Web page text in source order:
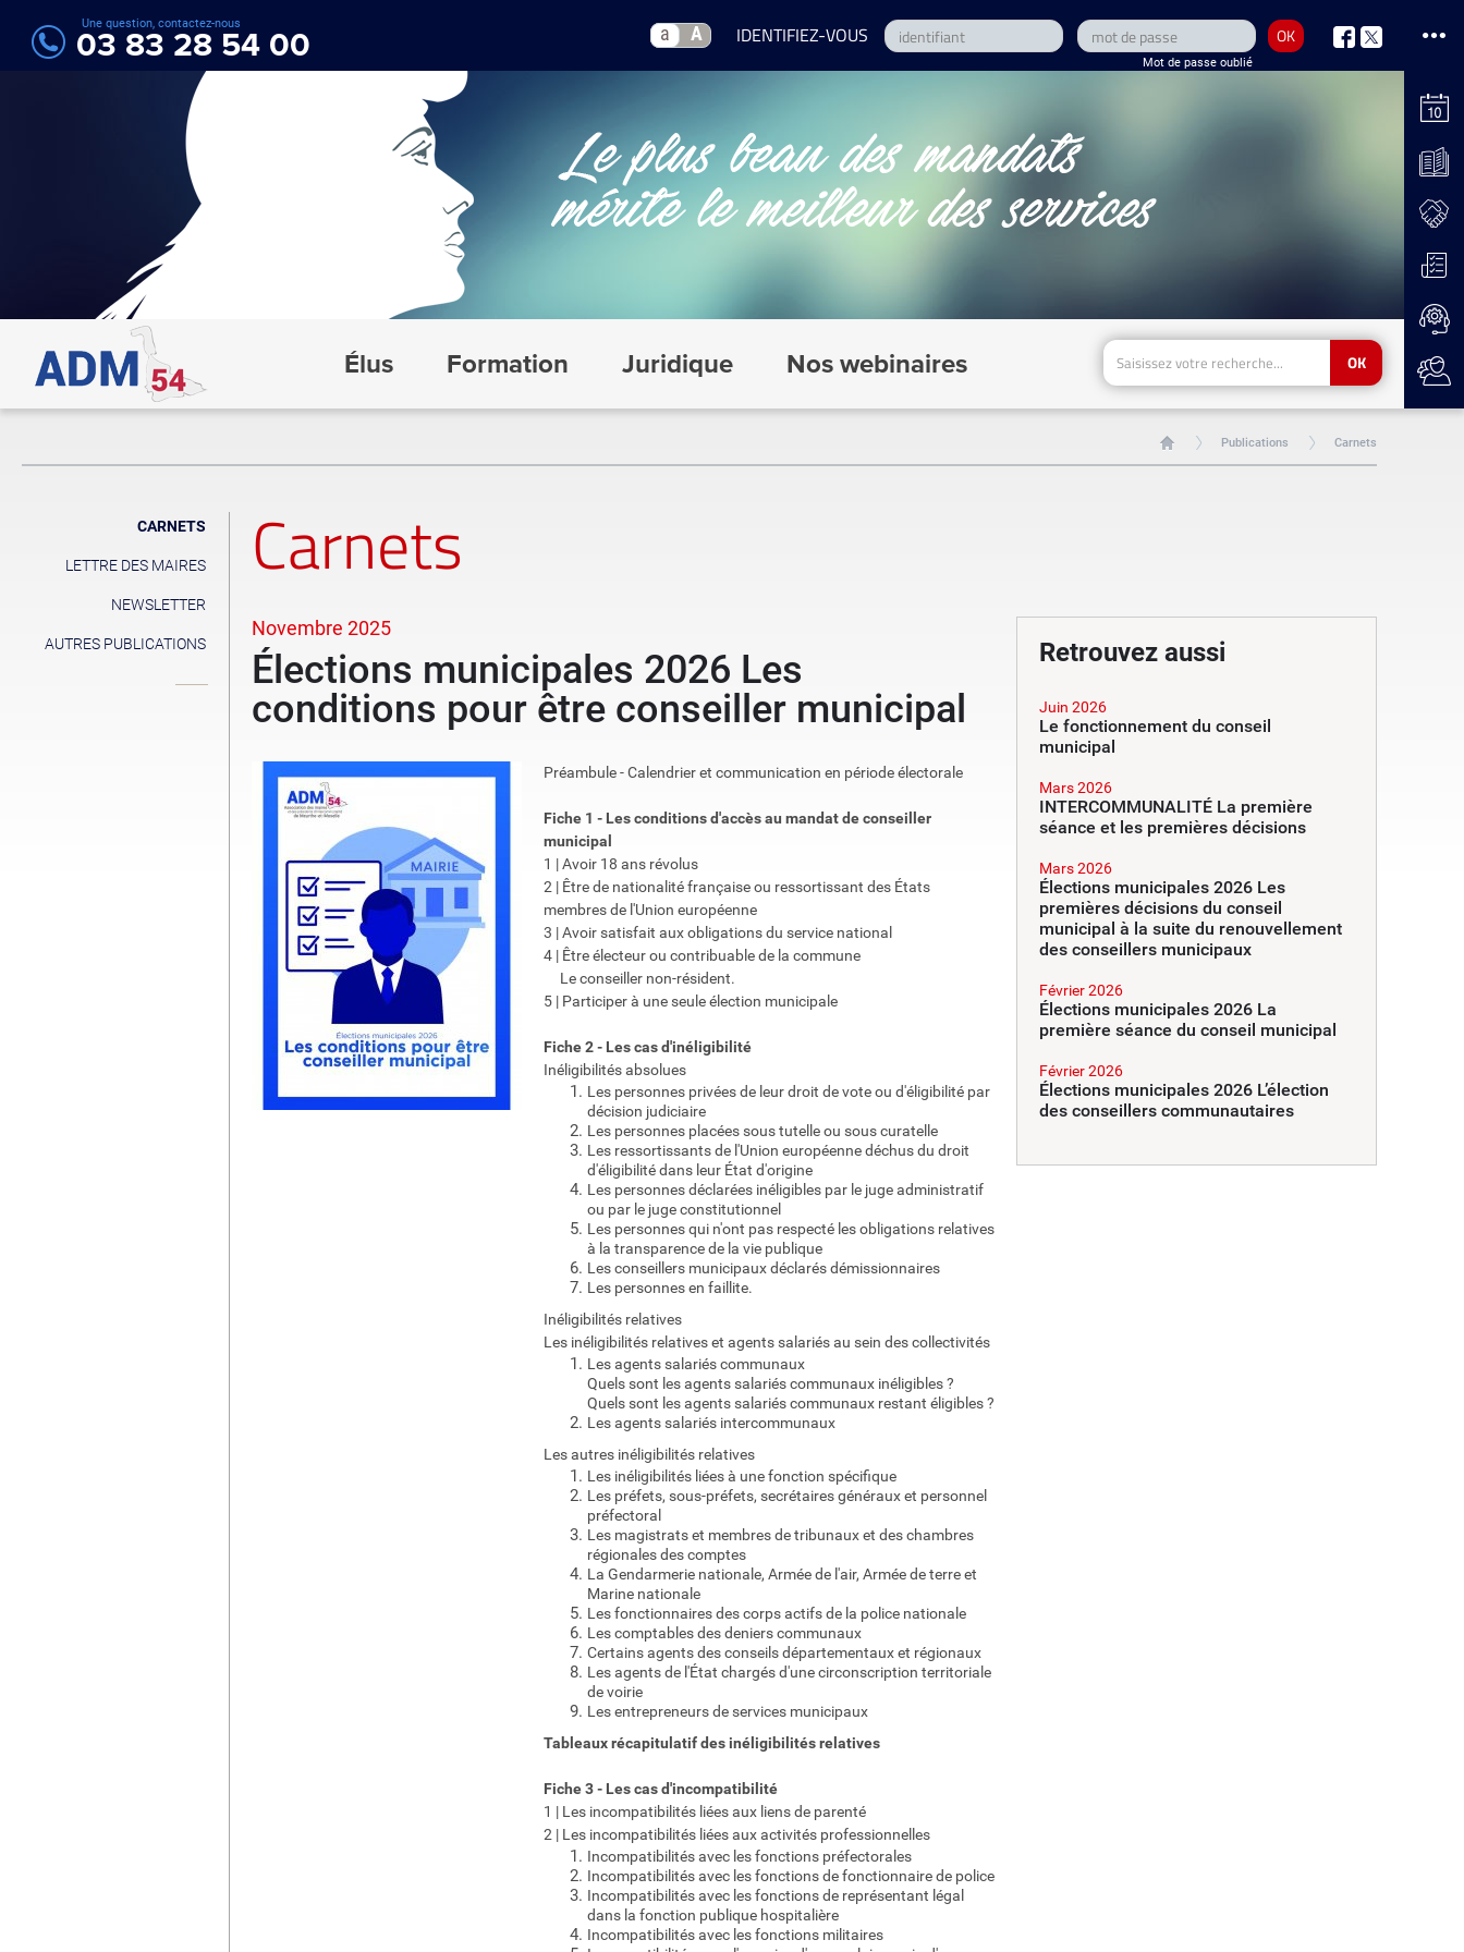
a A OK
Mot de passe oublié
nous
sur
nous
sur
Une question, contactez-nous
03 83 28 54 00
Élus Formation Juridique Nos webinaires OK
Publications Carnets
CARNETS
LETTRE DES MAIRES
NEWSLETTER
AUTRES PUBLICATIONS
Carnets
Novembre 2025
Élections municipales 2026 Les
conditions pour être conseiller municipal
Préambule - Calendrier et communication en période électorale
Fiche 1 - Les conditions d'accès au mandat de conseiller
municipal
1 | Avoir 18 ans révolus
2 | Être de nationalité française ou ressortissant des États
membres de l'Union européenne
3 | Avoir satisfait aux obligations du service national
4 | Être électeur ou contribuable de la commune
Le conseiller non-résident.
5 | Participer à une seule élection municipale
Fiche 2 - Les cas d'inéligibilité
Inéligibilités absolues
Les personnes privées de leur droit de vote ou d'éligibilité par
décision judiciaire
Les personnes placées sous tutelle ou sous curatelle
Les ressortissants de l'Union européenne déchus du droit
d'éligibilité dans leur État d'origine
Les personnes déclarées inéligibles par le juge administratif
ou par le juge constitutionnel
Les personnes qui n'ont pas respecté les obligations relatives
à la transparence de la vie publique
Les conseillers municipaux déclarés démissionnaires
Les personnes en faillite.
Inéligibilités relatives
Les inéligibilités relatives et agents salariés au sein des collectivités
Les agents salariés communaux
Quels sont les agents salariés communaux inéligibles ?
Quels sont les agents salariés communaux restant éligibles ?
Les agents salariés intercommunaux
Les autres inéligibilités relatives
Les inéligibilités liées à une fonction spécifique
Les préfets, sous-préfets, secrétaires généraux et personnel
préfectoral
Les magistrats et membres de tribunaux et des chambres
régionales des comptes
La Gendarmerie nationale, Armée de l'air, Armée de terre et
Marine nationale
Les fonctionnaires des corps actifs de la police nationale
Les comptables des deniers communaux
Certains agents des conseils départementaux et régionaux
Les agents de l'État chargés d'une circonscription territoriale
de voirie
Les entrepreneurs de services municipaux
Tableaux récapitulatif des inéligibilités relatives
Fiche 3 - Les cas d'incompatibilité
1 | Les incompatibilités liées aux liens de parenté
2 | Les incompatibilités liées aux activités professionnelles
Incompatibilités avec les fonctions préfectorales
Incompatibilités avec les fonctions de fonctionnaire de police
Incompatibilités avec les fonctions de représentant légal
dans la fonction publique hospitalière
Incompatibilités avec les fonctions militaires
Retrouvez aussi
Juin 2026
Le fonctionnement du conseil
municipal
Mars 2026
INTERCOMMUNALITÉ La première
séance et les premières décisions
Mars 2026
Élections municipales 2026 Les
premières décisions du conseil
municipal à la suite du renouvellement
des conseillers municipaux
Février 2026
Élections municipales 2026 La
première séance du conseil municipal
Février 2026
Élections municipales 2026 L’élection
des conseillers communautaires